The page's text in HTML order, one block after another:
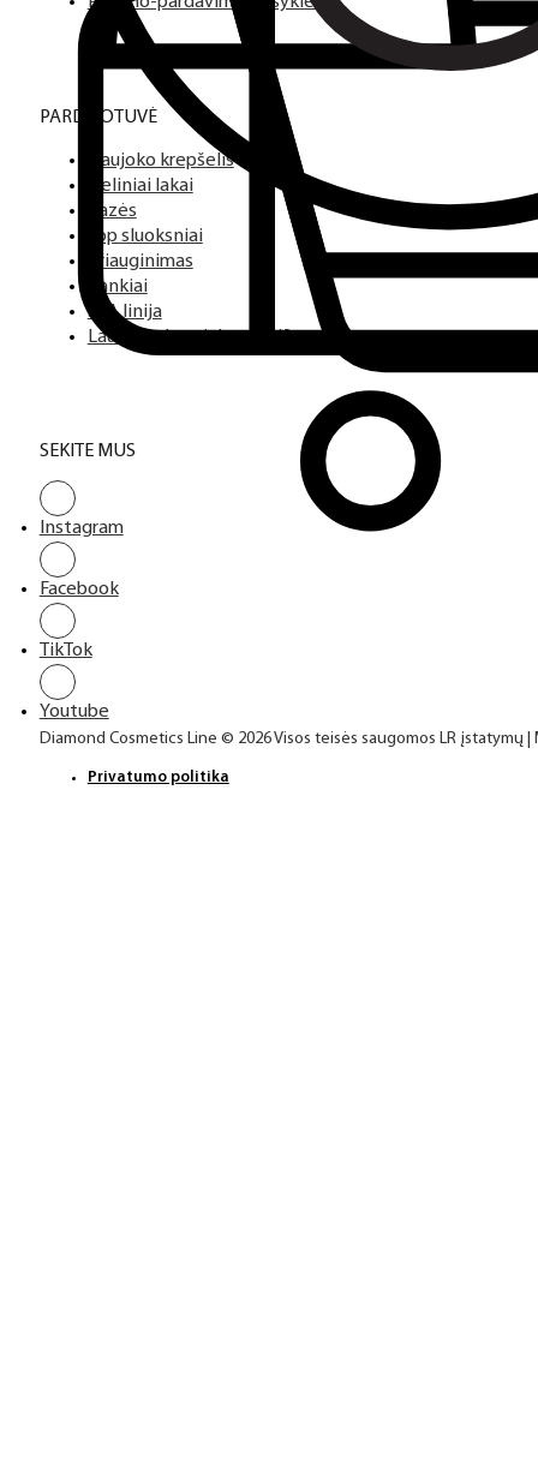
PARDUOTUVĖ
Naujoko krepšelis
Bazės
Top sluoksniai
Priauginimas
Įrankiai
SPA linija
Laufwunder pėdų priežiūra
Instagram
Facebook
TikTok
Youtube
Diamond Cosmetics Line © 2026 Visos teisės saugomos LR įstatymų
Privatumo politika